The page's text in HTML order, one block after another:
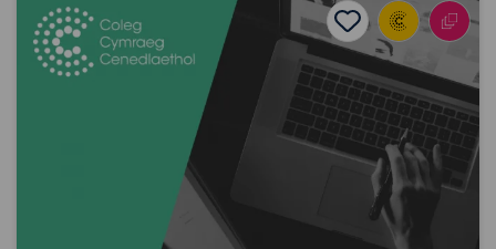
Add to favourites
Add to favourites
Rheolaeth Strategol
Adnodd Coleg Cymraeg
Mae'r sleidiau yma'n addas ar gyfer modiwl Rheolaeth
Strategol, ar lefel 5/6. Maent yn cyflwyno'r prif offer ar
gyfer dadansoddi sefydliadau yn fewnol ac yn allanol.